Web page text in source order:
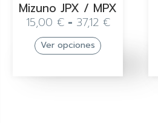
Mizuno JPX / MPX
15,00 € - 37,12 €
Ver opciones